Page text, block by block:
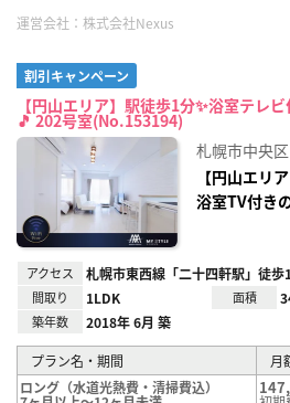
運営会社： 株式会社Nexus
割引キャンペーン
【円山エリア】駅徒歩1分✨浴室テレ
🎵 202号室(No.153194)
札幌市中央区
【円山エリ
浴室TV付き
アクセス 札幌市東西線「二十四軒駅」徒歩
間取り 1LDK 面積
築年数 2018年 6月 築
プラン名・期間
月
ロング（水道光熱費・清掃費込）